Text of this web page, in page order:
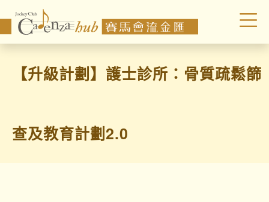
【升級計劃】護士診所：骨質疏鬆篩
查及教育計劃2.0